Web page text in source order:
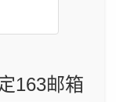
163邮箱